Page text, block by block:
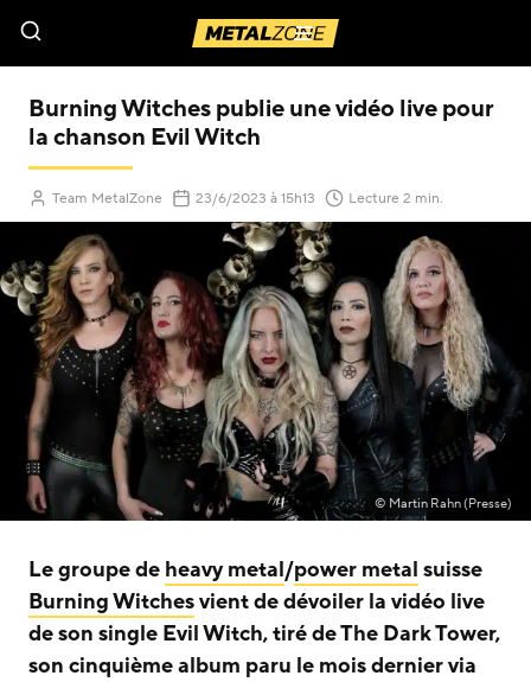
Menu
Burning Witches publie une vidéo live pour
la chanson Evil Witch
Team MetalZone 23/6/2023 (Mis à jour le )
à 15h13 Lecture 2 min.
© Martin Rahn (Presse)
Le groupe de heavy metal/power metal suisse
Burning Witchesvient de dévoiler la vidéo live
de son single Evil Witch, tiré de The Dark Tower,
son cinquième album paru le mois dernier via